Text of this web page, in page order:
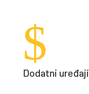
$
Dodatni uređaji